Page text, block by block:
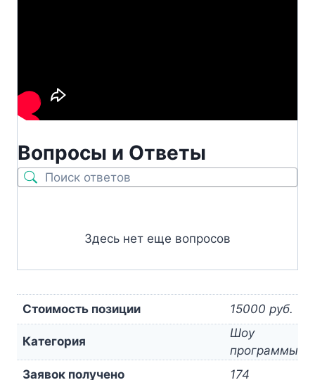
Вопросы и Ответы
Здесь нет еще вопросов
Стоимость позиции 15000 руб.
Категория
Шоу
программы
Заявок получено
174